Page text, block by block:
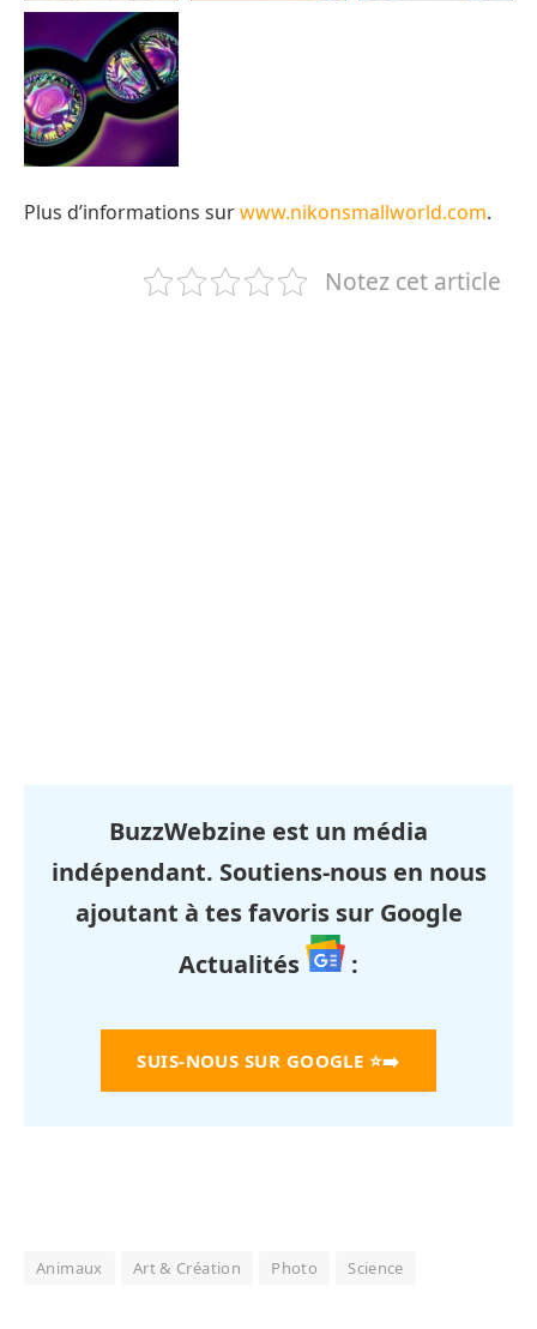
Plus d’informations surwww.nikonsmallworld.com.
Notez cet article
BuzzWebzine est un média
indépendant. Soutiens-nous en nous
ajoutant à tes favoris sur Google
Actualités
:
SUIS-NOUS SUR GOOGLE ⭐➡️
Animaux Art & Création Photo Science